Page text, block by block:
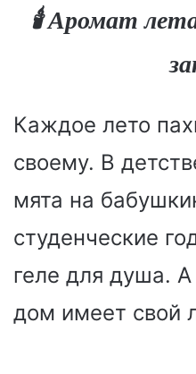
🕯️ Аромат
Каждое лето
своему. В
мята на
студенческие
геле для душа.
дом имеет свой